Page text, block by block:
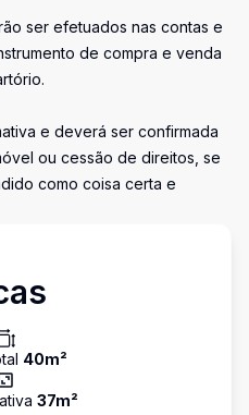
ser efetuados nas contas e
de compra e venda
e deverá ser confirmada
ou cessão de direitos, se
como coisa certa e
40m²
37m²